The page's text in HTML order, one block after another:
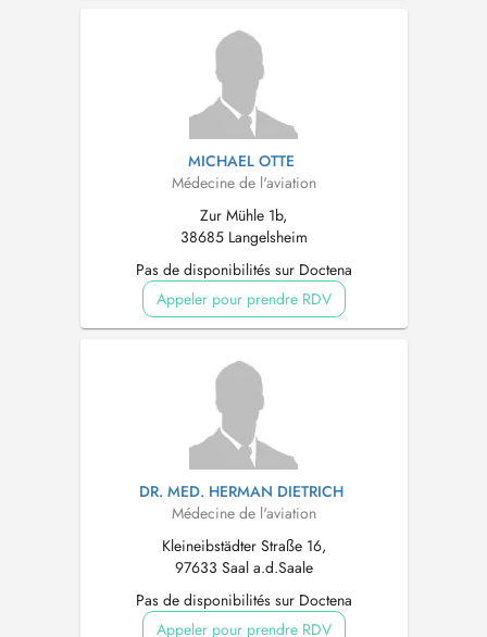
MICHAEL OTTE
Médecine de l'aviation
Zur Mühle 1b,
38685 Langelsheim
Pas de disponibilités sur Doctena
Appeler pour prendre RDV
DR. MED. HERMAN DIETRICH
Médecine de l'aviation
Kleineibstädter Straße 16,
97633 Saal a.d.Saale
Pas de disponibilités sur Doctena
Appeler pour prendre RDV